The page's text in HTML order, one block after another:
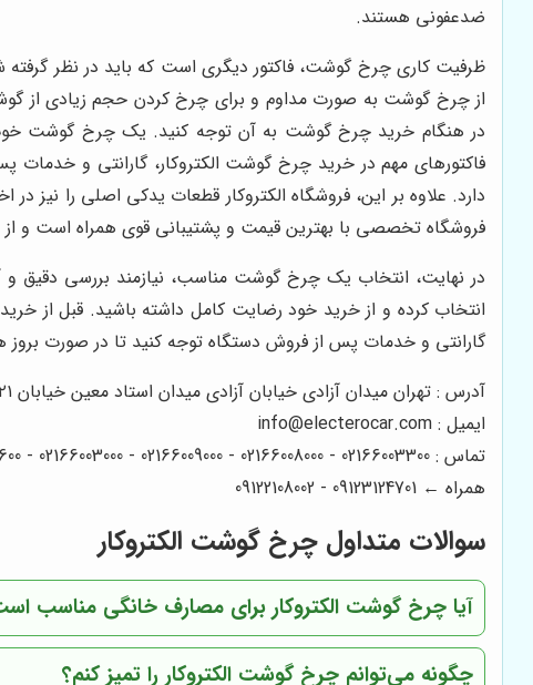
ضدعفونی هستند.
ظرفیت کاری چرخ گوشت، فاکتور دیگری است که باید در نظر
از چرخ گوشت به صورت مداوم و برای چرخ کردن حجم زیادی از
در هنگام خرید چرخ گوشت به آن توجه کنید. یک چرخ گوشت خوب،
فاکتورهای مهم در خرید چرخ گوشت الکتروکار، گارانتی و خدمات
دارد. علاوه بر این، فروشگاه الکتروکار قطعات یدکی اصلی را
فروشگاه تخصصی با بهترین قیمت و پشتیبانی قوی همراه است و
در نهایت، انتخاب یک چرخ گوشت مناسب، نیازمند بررسی دقیق و
انتخاب کرده و از خرید خود رضایت کامل داشته باشید. قبل از
گارانتی و خدمات پس از فروش دستگاه توجه کنید تا در صورت بروز
آدرس : تهران میدان آزادی خیابان آزادی میدان استاد معین خیابان ۲۱ متری جی بین طوس و دامپزشکی پلاک 154 - 156 - 158
ایمیل : info@electerocar.com
تماس : 02166003300 - 02166008000 - 02166009000 - 02166003000 - 02166006600
همراه ← 09123124701 - 09122108002
سوالات متداول چرخ گوشت الکتروکار
آیا چرخ گوشت الکتروکار برای مصارف خانگی مناسب
چگونه می‌توانم چرخ گوشت الکتروکار را تمیز کنم؟